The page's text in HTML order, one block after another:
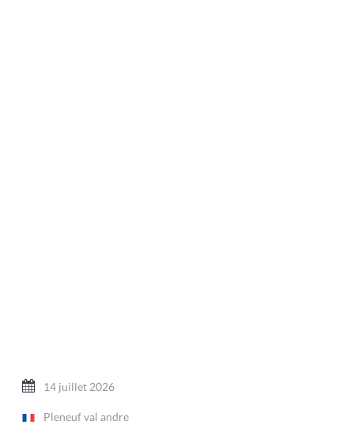
14 juillet 2026
Pleneuf val andre